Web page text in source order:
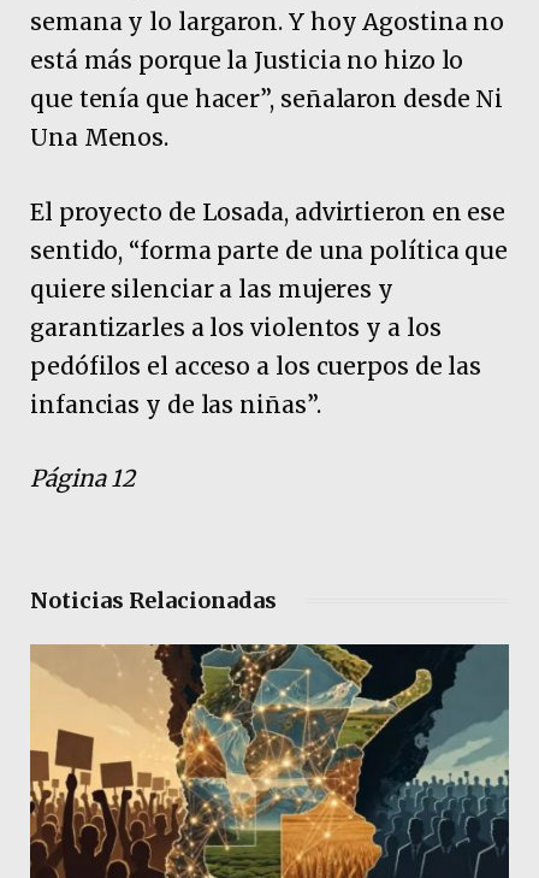
semana y lo largaron. Y hoy Agostina no
está más porque la Justicia no hizo lo
que tenía que hacer”, señalaron desde Ni
Una Menos.
El proyecto de Losada, advirtieron en ese
sentido, “forma parte de una política que
quiere silenciar a las mujeres y
garantizarles a los violentos y a los
pedófilos el acceso a los cuerpos de las
infancias y de las niñas”.
Página 12
Noticias Relacionadas